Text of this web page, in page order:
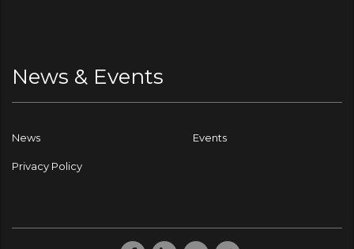
News & Events
News Events
Privacy Policy